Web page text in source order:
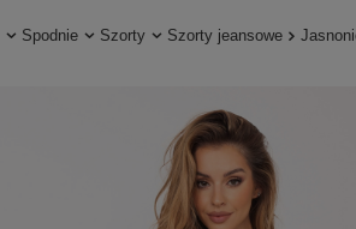
Spodnie Szorty Szorty jeansowe